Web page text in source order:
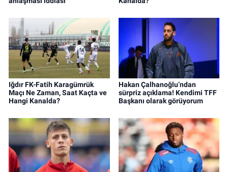
Iğdır FK-Fatih Karagümrük
Maçı Ne Zaman, Saat Kaçta ve
Hangi Kanalda?
Hakan Çalhanoğlu’ndan
sürpriz açıklama! Kendimi TFF
Başkanı olarak görüyorum